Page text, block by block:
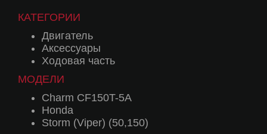
КАТЕГОРИИ
Двигатель
Аксессуары
Ходовая часть
МОДЕЛИ
Charm CF150T-5A
Honda
Storm (Viper) (50,150)